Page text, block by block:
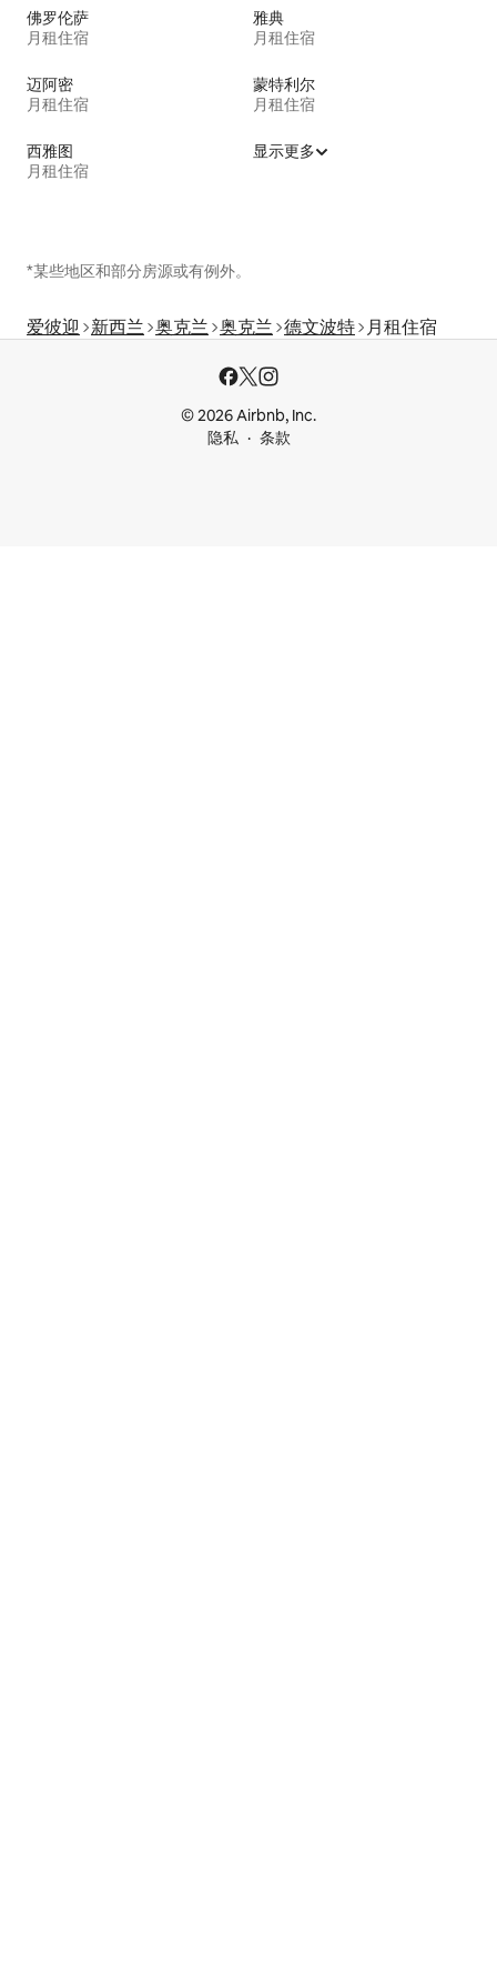
佛罗伦萨
月租住宿
雅典
月租住宿
迈阿密
月租住宿
蒙特利尔
月租住宿
西雅图
月租住宿
显示更多
*某些地区和部分房源或有例外。
爱彼迎 新西兰 奥克兰 奥克兰 德文波特 月租住宿
© 2026 Airbnb, Inc.
隐私
条款